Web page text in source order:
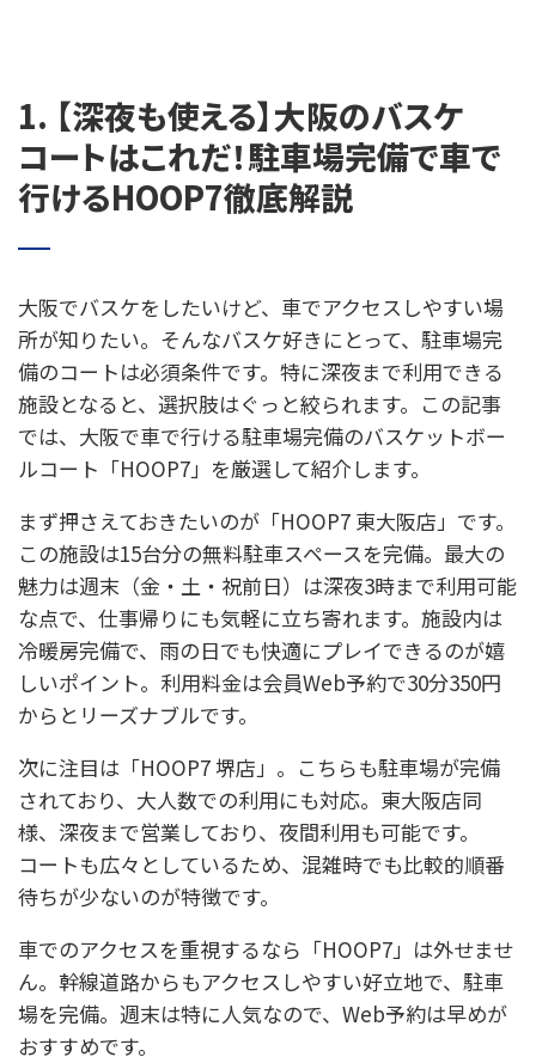
1. 【深夜も使える】大阪のバスケ
コートはこれだ！駐車場完備で車で
行けるHOOP7徹底解説
大阪でバスケをしたいけど、車でアクセスしやすい場
所が知りたい。そんなバスケ好きにとって、駐車場完
備のコートは必須条件です。特に深夜まで利用できる
施設となると、選択肢はぐっと絞られます。この記事
では、大阪で車で行ける駐車場完備のバスケットボー
ルコート「HOOP7」を厳選して紹介します。
まず押さえておきたいのが「HOOP7 東大阪店」です。
この施設は15台分の無料駐車スペースを完備。最大の
魅力は週末（金・土・祝前日）は深夜3時まで利用可能
な点で、仕事帰りにも気軽に立ち寄れます。施設内は
冷暖房完備で、雨の日でも快適にプレイできるのが嬉
しいポイント。利用料金は会員Web予約で30分350円
からとリーズナブルです。
次に注目は「HOOP7 堺店」。こちらも駐車場が完備
されており、大人数での利用にも対応。東大阪店同
様、深夜まで営業しており、夜間利用も可能です。
コートも広々としているため、混雑時でも比較的順番
待ちが少ないのが特徴です。
車でのアクセスを重視するなら「HOOP7」は外せませ
ん。幹線道路からもアクセスしやすい好立地で、駐車
場を完備。週末は特に人気なので、Web予約は早めが
おすすめです。